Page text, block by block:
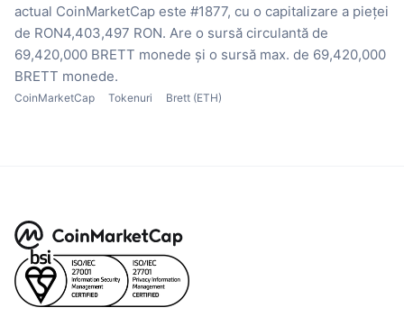
actual CoinMarketCap este #1877, cu o capitalizare a pieței
de RON4,403,497 RON. Are o sursă circulantă de
69,420,000 BRETT monede și o sursă max. de 69,420,000
BRETT monede.
CoinMarketCap Tokenuri Brett (ETH)